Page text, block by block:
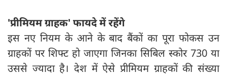
'प्रीमियम ग्राहक' फायदे में रहेंगे
इस नए नियम के आने के बाद बैंकों का पूरा फोकस उन
ग्राहकों पर शिफ्ट हो जाएगा जिनका सिबिल स्कोर 730 या
उससे ज्यादा है। देश में ऐसे प्रीमियम ग्राहकों की संख्या